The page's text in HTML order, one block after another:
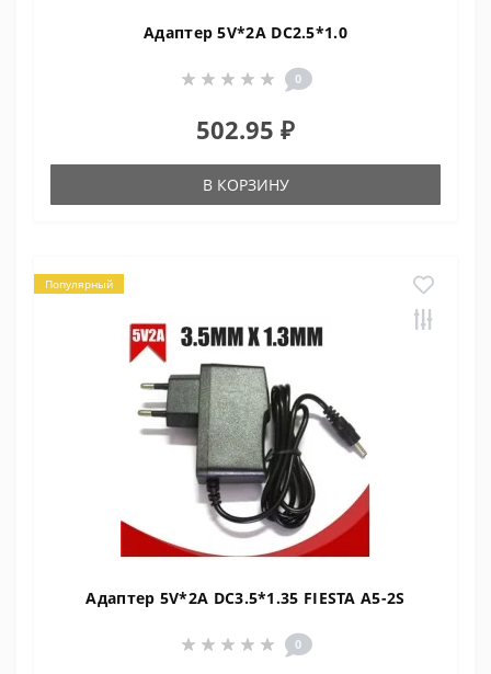
Адаптер 5V*2A DC2.5*1.0
0
502.95 ₽
В КОРЗИНУ
Популярный
Адаптер 5V*2A DC3.5*1.35 FIESTA A5-2S
0